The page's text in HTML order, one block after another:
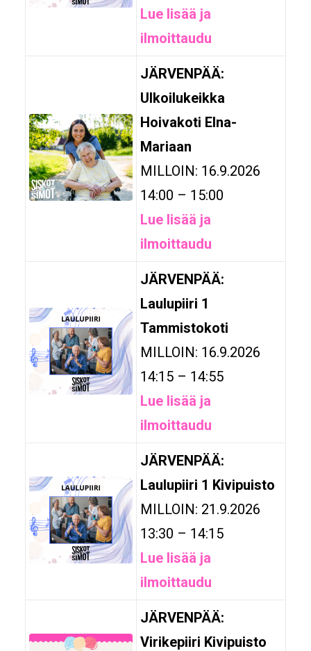
Lue lisää ja
ilmoittaudu
JÄRVENPÄÄ:
Ulkoilukeikka
Hoivakoti Elna-
Mariaan
MILLOIN: 16.9.2026
14:00 – 15:00
Lue lisää ja
ilmoittaudu
JÄRVENPÄÄ:
Laulupiiri 1
Tammistokoti
MILLOIN: 16.9.2026
14:15 – 14:55
Lue lisää ja
ilmoittaudu
JÄRVENPÄÄ:
Laulupiiri 1 Kivipuisto
MILLOIN: 21.9.2026
13:30 – 14:15
Lue lisää ja
ilmoittaudu
JÄRVENPÄÄ:
Virikepiiri Kivipuisto